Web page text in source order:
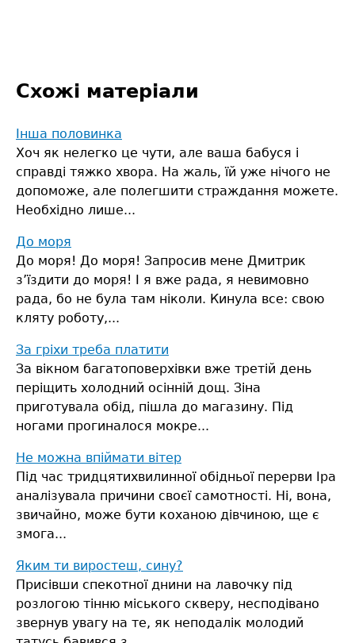
Схожі матеріали
Інша половинка
Хоч як нелегко це чути, але ваша бабуся і
справді тяжко хвора. На жаль, їй уже нічого не
допоможе, але полегшити страждання можете.
Необхідно лише...
До моря
До моря! До моря! Запросив мене Дмитрик
з’їздити до моря! І я вже рада, я невимовно
рада, бо не була там ніколи. Кинула все: свою
кляту роботу,...
За гріхи треба платити
За вікном багатоповерхівки вже третій день
періщить холодний осінній дощ. Зіна
приготувала обід, пішла до магазину. Під
ногами прогиналося мокре...
Не можна впіймати вітер
Під час тридцятихвилинної обідньої перерви Іра
аналізувала причини своєї самотності. Ні, вона,
звичайно, може бути коханою дівчиною, ще є
змога...
Яким ти виростеш, сину?
Присівши спекотної днини на лавочку під
розлогою тінню міського скверу, несподівано
звернув увагу на те, як неподалік молодий